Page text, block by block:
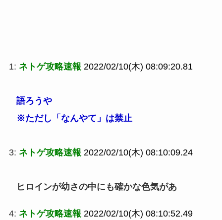
1: ネトゲ攻略速報 2022/02/10(木) 08:09:20.81
語ろうや
※ただし「なんやて」は禁止
3: ネトゲ攻略速報 2022/02/10(木) 08:10:09.24
ヒロインが幼さの中にも確かな色気があ
4: ネトゲ攻略速報 2022/02/10(木) 08:10:52.49